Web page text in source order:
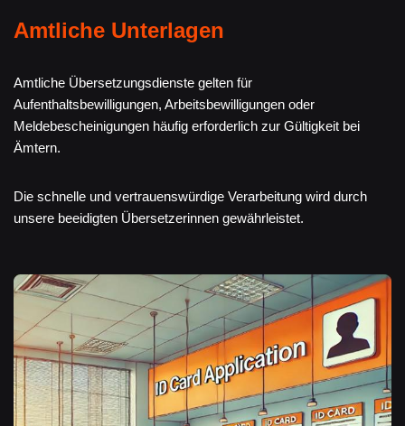
Amtliche Unterlagen
Amtliche Übersetzungsdienste gelten für
Aufenthaltsbewilligungen, Arbeitsbewilligungen oder
Meldebescheinigungen häufig erforderlich zur Gültigkeit bei
Ämtern.
Die schnelle und vertrauenswürdige Verarbeitung wird durch
unsere beeidigten Übersetzerinnen gewährleistet.